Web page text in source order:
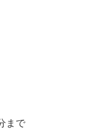
まで